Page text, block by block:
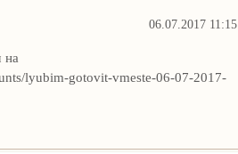
06.07.2017 11:15
на
lyubim-gotovit-vmeste-06-07-2017-